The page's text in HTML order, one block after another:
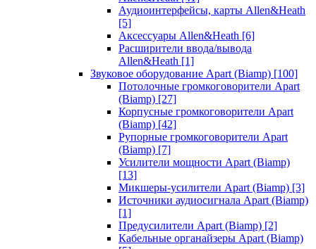
Аудиоинтерфейсы, карты Allen&Heath
[5]
Аксессуары Allen&Heath [6]
Расширители ввода/вывода
Allen&Heath [1]
Звуковое оборудование Apart (Biamp) [100]
Потолочные громкоговорители Apart
(Biamp) [27]
Корпусные громкоговорители Apart
(Biamp) [42]
Рупорные громкоговорители Apart
(Biamp) [7]
Усилители мощности Apart (Biamp)
[13]
Микшеры-усилители Apart (Biamp) [3]
Источники аудиосигнала Apart (Biamp)
[1]
Предусилители Apart (Biamp) [2]
Кабельные органайзеры Apart (Biamp)